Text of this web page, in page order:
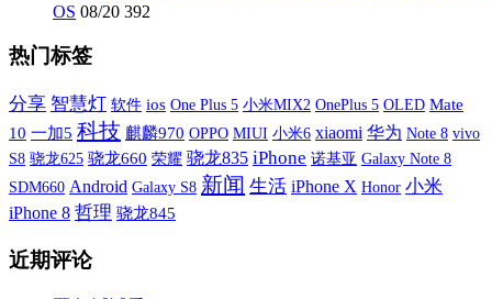
OS 08/20 392
热门标签
分享 智慧灯 软件 ios One Plus 5 小米MIX2 OnePlus 5 OLED Mate
10 一加5 科技 麒麟970 OPPO MIUI 小米6 xiaomi 华为 Note 8 vivo
S8 骁龙625 骁龙660 荣耀 骁龙835 iPhone 诺基亚 Galaxy Note 8
SDM660 Android Galaxy S8 新闻 生活 iPhone X Honor 小米
iPhone 8 哲理 骁龙845
近期评论